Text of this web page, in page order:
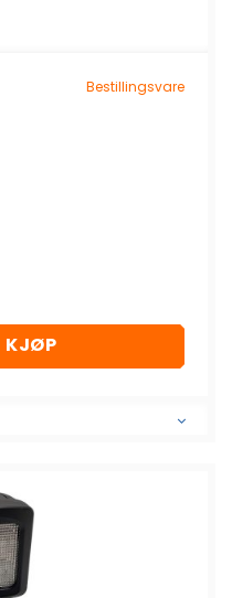
Bestillingsvare
KJØP